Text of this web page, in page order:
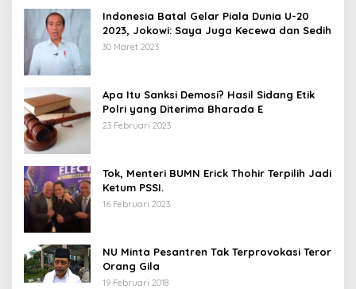
Indonesia Batal Gelar Piala Dunia U-20
2023, Jokowi: Saya Juga Kecewa dan Sedih
30 Maret 2023
Apa Itu Sanksi Demosi? Hasil Sidang Etik
Polri yang Diterima Bharada E
23 Februari 2023
Tok, Menteri BUMN Erick Thohir Terpilih Jadi
Ketum PSSI.
16 Februari 2023
NU Minta Pesantren Tak Terprovokasi Teror
Orang Gila
19 Februari 2018